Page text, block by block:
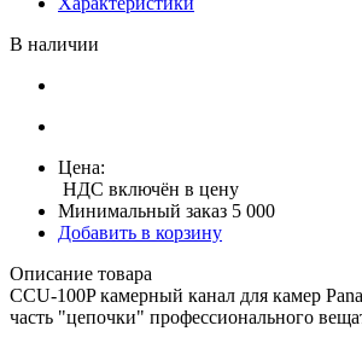
В наличии
Цена:
НДС включён в цену
Минимальный заказ 5 000
Добавить в корзину
Описание товара
CCU-100P камерный канал для камер
часть "цепочки" профессионального